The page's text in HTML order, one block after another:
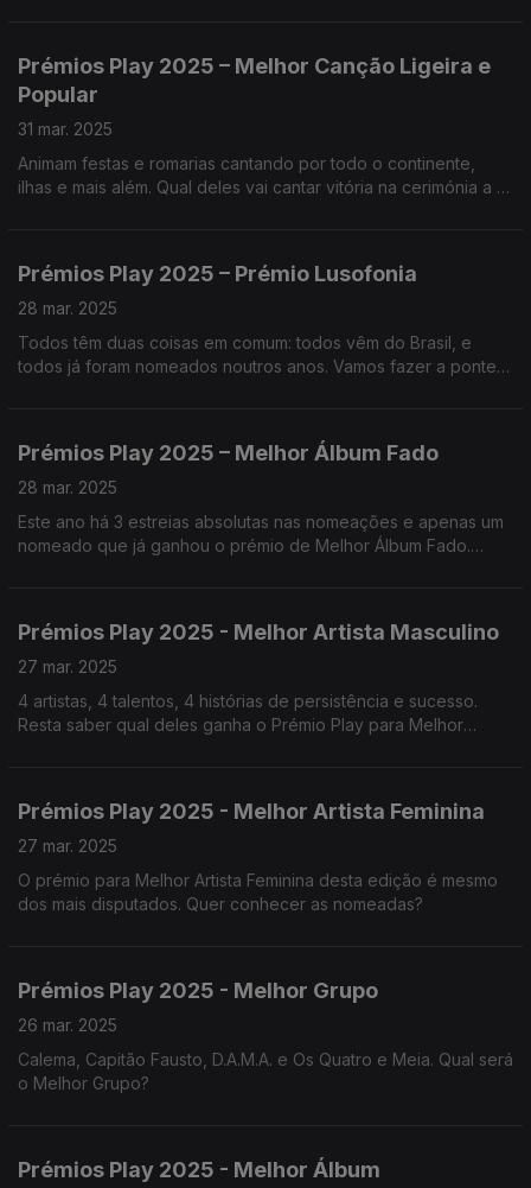
Prémios Play 2025 – Melhor Canção Ligeira e
Popular
31 mar. 2025
Animam festas e romarias cantando por todo o continente,
ilhas e mais além. Qual deles vai cantar vitória na cerimónia a 3
Prémios Play 2025 – Prémio Lusofonia
28 mar. 2025
Todos têm duas coisas em comum: todos vêm do Brasil, e
todos já foram nomeados noutros anos. Vamos fazer a ponte
Prémios Play 2025 – Melhor Álbum Fado
28 mar. 2025
Este ano há 3 estreias absolutas nas nomeações e apenas um
nomeado que já ganhou o prémio de Melhor Álbum Fado.
Prémios Play 2025 - Melhor Artista Masculino
27 mar. 2025
4 artistas, 4 talentos, 4 histórias de persistência e sucesso.
Resta saber qual deles ganha o Prémio Play para Melhor
Prémios Play 2025 - Melhor Artista Feminina
27 mar. 2025
O prémio para Melhor Artista Feminina desta edição é mesmo
dos mais disputados. Quer conhecer as nomeadas?
Prémios Play 2025 - Melhor Grupo
26 mar. 2025
Calema, Capitão Fausto, D.A.M.A. e Os Quatro e Meia. Qual será
o Melhor Grupo?
Prémios Play 2025 - Melhor Álbum